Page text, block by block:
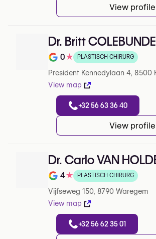
View profile
Dr. Britt
Note de 0 sur 5 sur Google
0★ PLASTISCH CHIRURG
President Kennedylaan 4, 8500
View map
+32 56 63 36 40
View profile
Dr. Carlo VAN
Note de 4 sur 5 sur Google
4★ PLASTISCH CHIRURG
Vijfseweg 150, 8790 Waregem
View map
+32 56 62 35 01